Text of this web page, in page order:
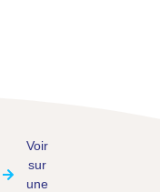
Voir
sur
une